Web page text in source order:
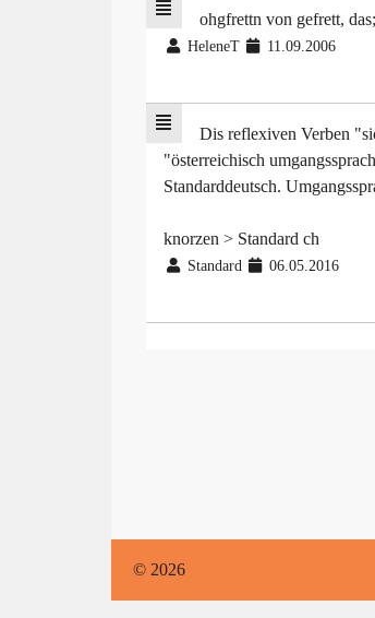
ohgfrettn von gefrett,
HeleneT 11.09.2006
Dis reflexiven Verben
"österreichisch
Standarddeutsch.
knorzen > Standard ch
Standard 06.05.2016
© 2026